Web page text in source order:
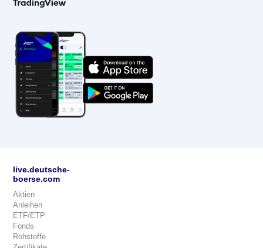
live.deutsche-
boerse.com
Aktien
Anleihen
ETF/ETP
Fonds
Rohstoffe